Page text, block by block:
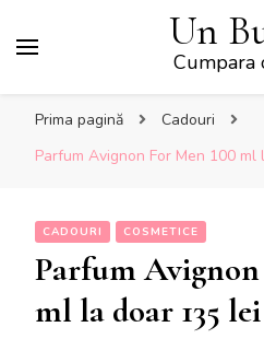
Un
Cumpara
Prima pagină
Cadouri
Parfum Avignon For Men 100
CADOURI COSMETICE
Parfum
ml la doar 135 lei